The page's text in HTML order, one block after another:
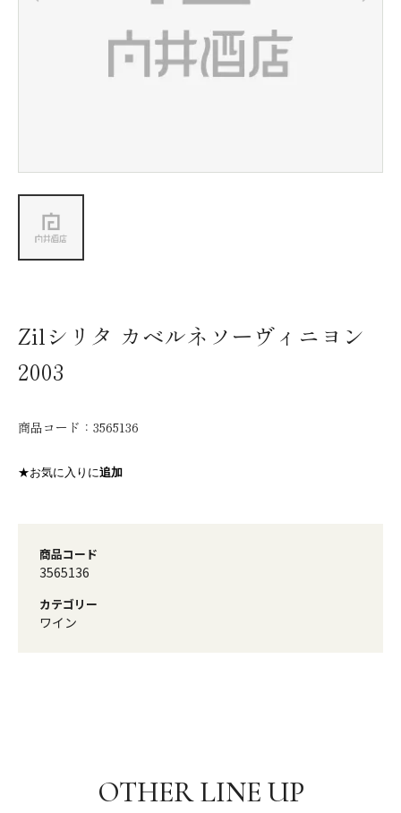
会社情報
Zilシリタ カベルネソーヴィニヨン
2003
商品コード： 3565136
★お気に入りに追加
商品コード
3565136
カテゴリー
ワイン